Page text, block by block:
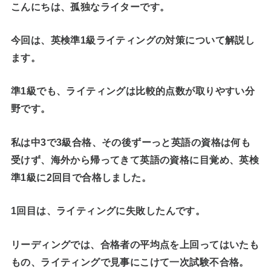
こんにちは、孤独なライターです。
今回は、英検準1級ライティングの対策について解説し
ます。
準1級でも、ライティングは比較的点数が取りやすい分
野です。
私は中3で3級合格、その後ずーっと英語の資格は何も
受けず、海外から帰ってきて英語の資格に目覚め、英検
準1級に2回目で合格しました。
1回目は、ライティングに失敗 したんです。
リーディングでは、合格者の平均点を上回ってはいたも
もの、ライティングで見事にこけて一次試験不合格。